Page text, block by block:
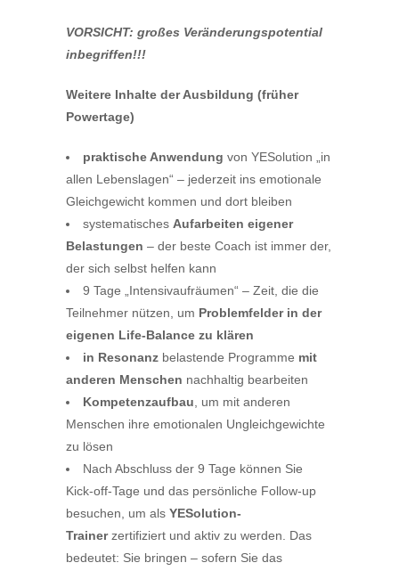
VORSICHT: großes Veränderungspotential
inbegriffen!!!
Weitere Inhalte der Ausbildung (früher
Powertage)
praktische Anwendung von YESolution „in
allen Lebenslagen“ – jederzeit ins emotionale
Gleichgewicht kommen und dort bleiben
systematisches Aufarbeiten eigener
Belastungen – der beste Coach ist immer der,
der sich selbst helfen kann
9 Tage „Intensivaufräumen“ – Zeit, die die
Teilnehmer nützen, um Problemfelder in der
eigenen Life-Balance zu klären
in Resonanz belastende Programme mit
anderen Menschen nachhaltig bearbeiten
Kompetenzaufbau , um mit anderen
Menschen ihre emotionalen Ungleichgewichte
zu lösen
Nach Abschluss der 9 Tage können Sie
Kick-off-Tage und das persönliche Follow-up
besuchen, um als YESolution-
Trainerzertifiziert und aktiv zu werden. Das
bedeutet: Sie bringen – sofern Sie das